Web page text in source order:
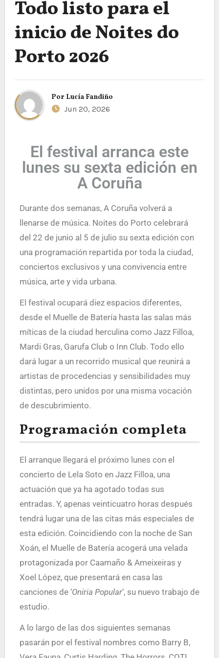
Todo listo para el
inicio de Noites do
Porto 2026
Por Lucía Fandiño
Jun 20, 2026
El festival arranca este
lunes su sexta edición en
A Coruña
Durante dos semanas, A Coruña volverá a
llenarse de música. Noites do Porto celebrará
del 22 de junio al 5 de julio su sexta edición con
una programación repartida por toda la ciudad,
conciertos exclusivos y una convivencia entre
música, arte y vida urbana.
El festival ocupará diez espacios diferentes,
desde el Muelle de Batería hasta las salas más
míticas de la ciudad herculina como Jazz Filloa,
Mardi Gras, Garufa Club o Inn Club. Todo ello
dará lugar a un recorrido musical que reunirá a
artistas de procedencias y sensibilidades muy
distintas, pero unidos por una misma vocación
de descubrimiento.
Programación completa
El arranque llegará el próximo lunes con el
concierto de Lela Soto en Jazz Filloa, una
actuación que ya ha agotado todas sus
entradas. Y, apenas veinticuatro horas después
tendrá lugar una de las citas más especiales de
esta edición. Coincidiendo con la noche de San
Xoán, el Muelle de Batería acogerá una velada
protagonizada por Caamaño & Ameixeiras y
Xoel López, que presentará en casa las
canciones de ‘Oniria Popular‘, su nuevo trabajo de
estudio.
A lo largo de las dos siguientes semanas
pasarán por el festival nombres como Barry B,